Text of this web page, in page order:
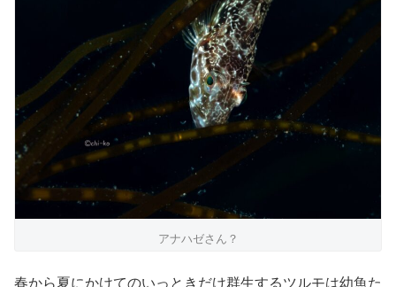
アナハゼさん？
春から夏にかけてのいっときだけ群生するツルモは幼魚た